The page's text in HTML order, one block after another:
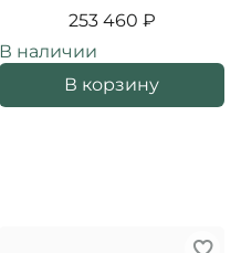
253 460 ₽
В наличии
В корзину